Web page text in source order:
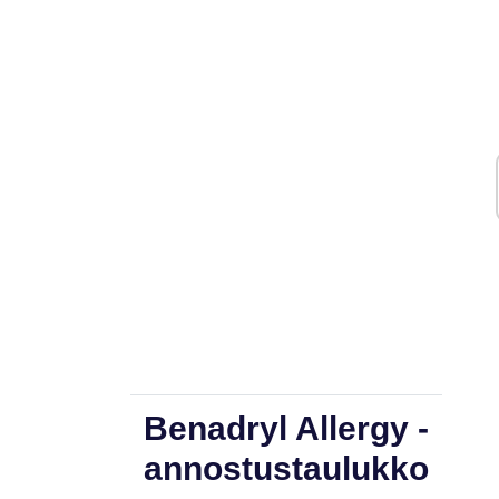
Benadryl Allergy -
annostustaulukko